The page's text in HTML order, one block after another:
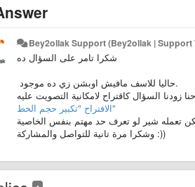
Bey2ollak Support (Bey2ollak | Support
شكرا تامر على السؤال ده
حاليا للاسف مافيش اوبشن زي ده موجود.
زودنا السؤال كاقتراح لامكانية التصويت عليه
الافتراح "تكبير حجم الخط"
وشكرا مرة تانية للتواصل والمشاركة :))